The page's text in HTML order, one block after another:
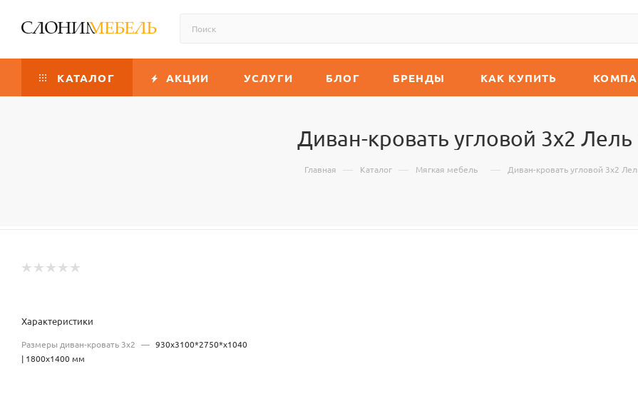
КАТАЛОГ АКЦИИ УСЛУГИ БЛОГ БРЕНДЫ КАК КУПИТЬ
Диван-кровать угловой 3x2 Лель
Главная — Каталог — Мягкая мебель — Диван-кровать угловой 3x2
Характеристики
Размеры диван-кровать 3х2 — 930х3100*2750*х1040
| 1800x1400 мм